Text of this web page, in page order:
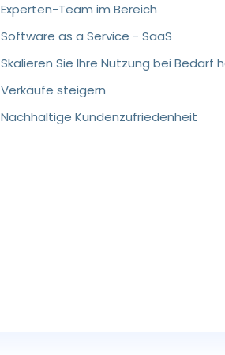
Experten-Team im Bereich
Software as a Service - SaaS
Skalieren Sie Ihre Nutzung bei Bedarf
Verkäufe steigern
Nachhaltige Kundenzufriedenheit